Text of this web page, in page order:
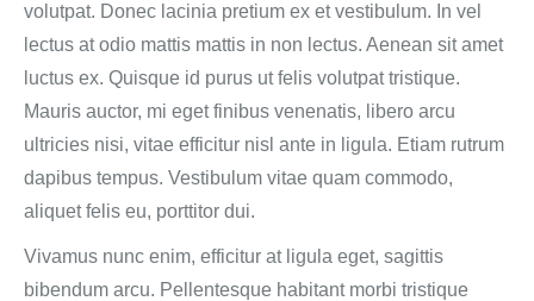
volutpat. Donec lacinia pretium ex et vestibulum. In vel
lectus at odio mattis mattis in non lectus. Aenean sit amet
luctus ex. Quisque id purus ut felis volutpat tristique.
Mauris auctor, mi eget finibus venenatis, libero arcu
ultricies nisi, vitae efficitur nisl ante in ligula. Etiam rutrum
dapibus tempus. Vestibulum vitae quam commodo,
aliquet felis eu, porttitor dui.
Vivamus nunc enim, efficitur at ligula eget, sagittis
bibendum arcu. Pellentesque habitant morbi tristique